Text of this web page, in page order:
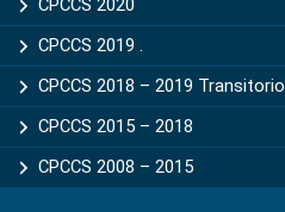
CPCCS 2020
CPCCS 2019 .
CPCCS 2018 – 2019 Transitorio
CPCCS 2015 – 2018
CPCCS 2008 – 2015